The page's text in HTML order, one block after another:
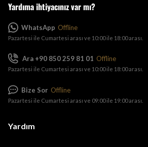
Yardım
Yardıma ihtiyacınız var mı?
WhatsApp Offline
Pazartesi ile Cumartesi arası ve 10:00 ile 18:00 arası.
Ara +90 850 259 81 01 Offline
Pazartesi ile Cumartesi arası ve 10:00 ile 18:00 arası.
Bize Sor Offline
Pazartesi ile Cumartesi arası ve 09:00 ile 19:00 arası.